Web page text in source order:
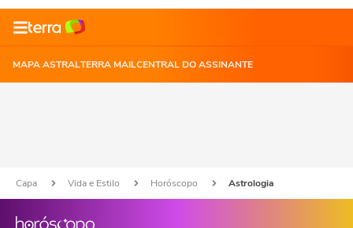
MAPA ASTRALTERRA MAILCENTRAL DO ASSINANTE
Capa Vida e Estilo Horóscopo Astrologia